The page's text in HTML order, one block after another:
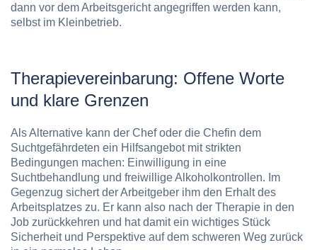
dann vor dem Arbeitsgericht angegriffen werden kann,
selbst im Kleinbetrieb.
Therapievereinbarung: Offene Worte
und klare Grenzen
Als Alternative kann der Chef oder die Chefin dem
Suchtgefährdeten ein Hilfsangebot mit strikten
Bedingungen machen: Einwilligung in eine
Suchtbehandlung und freiwillige Alkoholkontrollen. Im
Gegenzug sichert der Arbeitgeber ihm den Erhalt des
Arbeitsplatzes zu. Er kann also nach der Therapie in den
Job zurückkehren und hat damit ein wichtiges Stück
Sicherheit und Perspektive auf dem schweren Weg zurück